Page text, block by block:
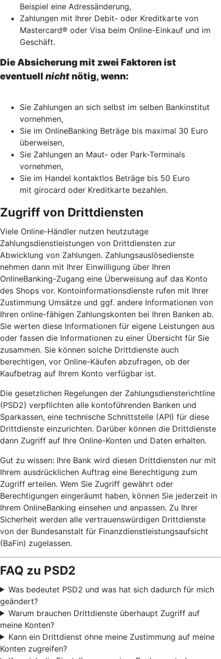
Beispiel eine Adressänderung,
Zahlungen mit Ihrer Debit- oder Kreditkarte von
Mastercard® oder Visa beim Online-Einkauf und im
Geschäft.
Die Absicherung mit zwei Faktoren ist
eventuell nicht nötig, wenn:
Sie Zahlungen an sich selbst im selben Bankinstitut
vornehmen,
Sie im OnlineBanking Beträge bis maximal 30 Euro
überweisen,
Sie Zahlungen an Maut- oder Park-Terminals
vornehmen,
Sie im Handel kontaktlos Beträge bis 50 Euro
mit girocard oder Kreditkarte bezahlen.
Zugriff von Drittdiensten
Viele Online-Händler nutzen heutzutage
Zahlungsdienstleistungen von Drittdiensten zur
Abwicklung von Zahlungen. Zahlungsauslösedienste
nehmen dann mit Ihrer Einwilligung über Ihren
OnlineBanking-Zugang eine Überweisung auf das Konto
des Shops vor. Kontoinformationsdienste rufen mit Ihrer
Zustimmung Umsätze und ggf. andere Informationen von
Ihren online-fähigen Zahlungskonten bei Ihren Banken ab.
Sie werten diese Informationen für eigene Leistungen aus
oder fassen die Informationen zu einer Übersicht für Sie
zusammen. Sie können solche Drittdienste auch
berechtigen, vor Online-Käufen abzufragen, ob der
Kaufbetrag auf Ihrem Konto verfügbar ist.
Die gesetzlichen Regelungen der Zahlungsdiensterichtline
(PSD2) verpflichten alle kontoführenden Banken und
Sparkassen, eine technische Schnittstelle (API) für diese
Drittdienste einzurichten. Darüber können die Drittdienste
dann Zugriff auf Ihre Online-Konten und Daten erhalten.
Gut zu wissen: Ihre Bank wird diesen Drittdiensten nur mit
Ihrem ausdrücklichen Auftrag eine Berechtigung zum
Zugriff erteilen. Wem Sie Zugriff gewährt oder
Berechtigungen eingeräumt haben, können Sie jederzeit in
Ihrem OnlineBanking einsehen und anpassen. Zu Ihrer
Sicherheit werden alle vertrauenswürdigen Drittdienste
von der Bundesanstalt für Finanzdienstleistungsaufsicht
(BaFin) zugelassen.
FAQ zu PSD2
Was bedeutet PSD2 und was hat sich dadurch für mich
geändert?
Warum brauchen Drittdienste überhaupt Zugriff auf
meine Konten?
Kann ein Drittdienst ohne meine Zustimmung auf meine
Konten zugreifen?